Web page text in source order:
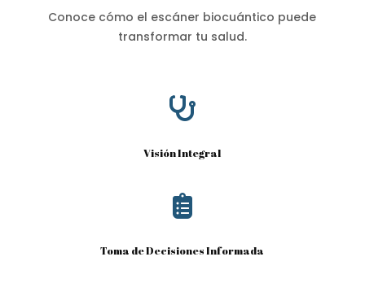
Conoce cómo el escáner biocuántico puede
transformar tu salud.

Visión Integral

Toma de Decisiones Informada